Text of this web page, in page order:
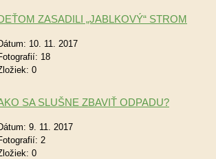
ZASADILI „JABLKOVÝ“ STROM
10. 11. 2017
18
0
SA SLUŠNE ZBAVIŤ ODPADU?
9. 11. 2017
2
0